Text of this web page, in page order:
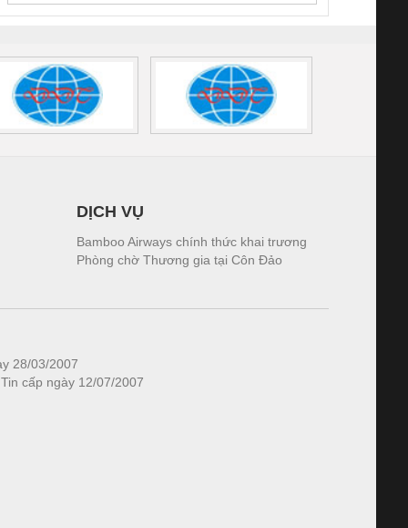
DỊCH VỤ
Bamboo Airways chính thức khai trương
Phòng chờ Thương gia tại Côn Đảo
28/03/2007
cấp ngày 12/07/2007